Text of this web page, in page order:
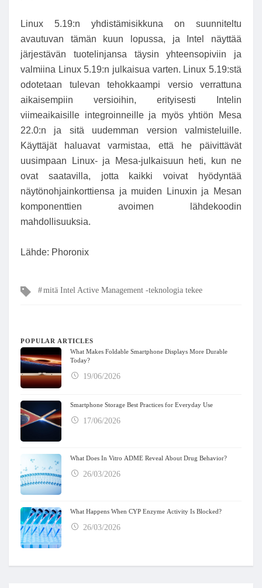
Linux 5.19:n yhdistämisikkuna on suunniteltu
avautuvan tämän kuun lopussa, ja Intel näyttää
järjestävän tuotelinjansa täysin yhteensopiviin ja
valmiina Linux 5.19:n julkaisua varten. Linux 5.19:stä
odotetaan tulevan tehokkaampi versio verrattuna
aikaisempiin versioihin, erityisesti Intelin
viimeaikaisille integroinneille ja myös yhtiön Mesa
22.0:n ja sitä uudemman version valmisteluille.
Käyttäjät haluavat varmistaa, että he päivittävät
uusimpaan Linux- ja Mesa-julkaisuun heti, kun ne
ovat saatavilla, jotta kaikki voivat hyödyntää
näytönohjainkorttiensa ja muiden Linuxin ja Mesan
komponenttien avoimen lähdekoodin
mahdollisuuksia.
Lähde: Phoronix
Tagsmitä Intel Active Management -teknologia tekee
POPULAR ARTICLES
What Makes Foldable Smartphone Displays More Durable
Today?
19/06/2026
Smartphone Storage Best Practices for Everyday Use
17/06/2026
What Does In Vitro ADME Reveal About Drug Behavior?
26/03/2026
What Happens When CYP Enzyme Activity Is Blocked?
26/03/2026